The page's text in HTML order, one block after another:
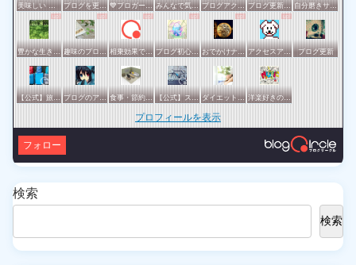
美味しい 東京・横浜 ブログを更新したらここで報告 💙ブロガー応援&更新報告♪💙 みんなで気軽にアクセスアップ ブログアクセスアップサークル ブログ更新報告サークル 自分磨きサークル
豊かな生き方サークル 趣味のブログを楽しむ会 相乗効果でWINWIN!「はてブ・ランキング」応援サークル！！！ ブログ初心者の集い おでかけナビ：ブロガーの地元・観光・グルメ情報 グリット / きっとおでかけしたくなる集い♪♪ アクセスアップのお手伝い！ブログサークルあんてな ブログ更新
【公式】旅行サークル ブログのアクセスアップを目指したい方一緒に頑張りましょう 食事・節約・断捨離などの暮らし全般サークル 【公式】スポーツ・アウトドアサークル ダイエットや美容の実践情報を公開する賢明なブロガーの集い 洋楽好きのためのサークル
プロフィールを表示
フォロー
検索
検索